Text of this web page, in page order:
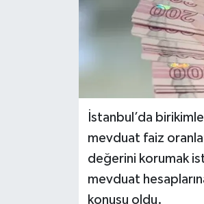
İstanbul’da
mevduat faiz
değerini korumak
mevduat
konusu oldu.